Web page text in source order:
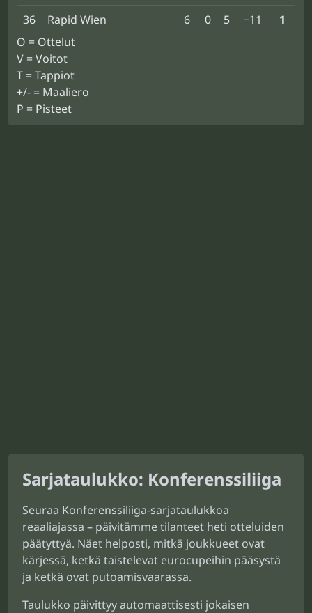
36 Rapid Wien 6 0 5 −11
1
O = Ottelut
V = Voitot
T = Tappiot
+/- = Maaliero
P = Pisteet
Sarjataulukko: Konferenssiliiga
Seuraa Konferenssiliiga-sarjataulukkoa
reaaliajassa – päivitämme tilanteet heti otteluiden
päätyttyä. Näet helposti, mitkä joukkueet ovat
kärjessä, ketkä taistelevat eurocupeihin pääsystä
ja ketkä ovat putoamisvaarassa.
Taulukko päivittyy automaattisesti jokaisen